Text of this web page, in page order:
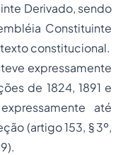
Derivado, sendo
Constituinte
constitucional.
expressamente
de 1824, 1891 e
até
(artigo 153, § 3º,